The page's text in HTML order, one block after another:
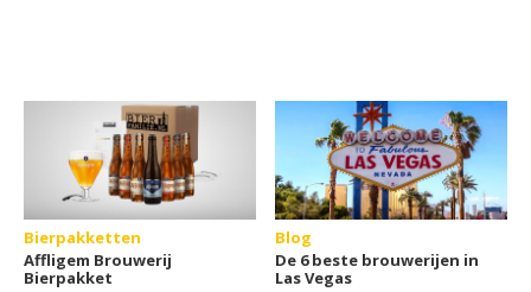
Bierpakketten
Affligem Brouwerij
Bierpakket
Blog
De 6 beste brouwerijen in
Las Vegas